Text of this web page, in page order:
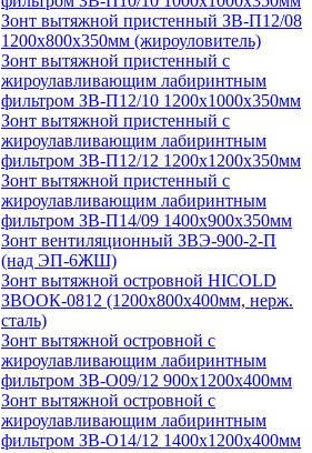
Зонт вытяжной пристенный ЗВ-П12/08
1200х800х350мм (жироуловитель)
Зонт вытяжной пристенный с
жироулавливающим лабиринтным
фильтром ЗВ-П12/10 1200х1000х350мм
Зонт вытяжной пристенный с
жироулавливающим лабиринтным
фильтром ЗВ-П12/12 1200х1200х350мм
Зонт вытяжной пристенный с
жироулавливающим лабиринтным
фильтром ЗВ-П14/09 1400х900х350мм
Зонт вентиляционный ЗВЭ-900-2-П
(над ЭП-6ЖШ)
Зонт вытяжной островной HICOLD
ЗВООК-0812 (1200х800x400мм, нерж.
сталь)
Зонт вытяжной островной с
жироулавливающим лабиринтным
фильтром ЗВ-О09/12 900х1200х400мм
Зонт вытяжной островной с
жироулавливающим лабиринтным
фильтром ЗВ-О14/12 1400х1200х400мм